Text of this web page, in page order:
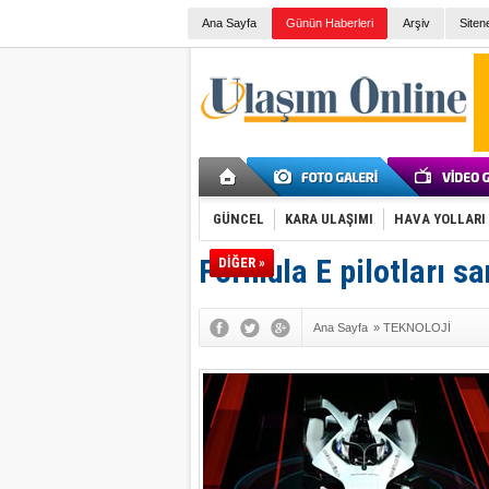
Ana Sayfa Günün Haberleri Arşiv
GÜNCEL KARA ULAŞIMI HAVA YOLLARI
DİĞER »
Formula E pilotları
Ana Sayfa » TEKNOLOJİ